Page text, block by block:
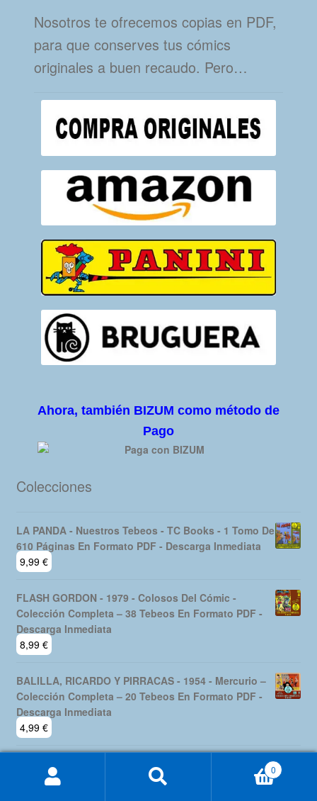
Nosotros te ofrecemos copias en PDF,
para que conserves tus cómics
originales a buen recaudo. Pero…
Ahora, también BIZUM como método de
Pago
Colecciones
LA PANDA - Nuestros Tebeos - TC Books - 1 Tomo De
610 Páginas En Formato PDF - Descarga Inmediata
9,99 €
FLASH GORDON - 1979 - Colosos Del Cómic -
Colección Completa – 38 Tebeos En Formato PDF -
Descarga Inmediata
8,99 €
BALILLA, RICARDO Y PIRRACAS - 1954 - Mercurio –
Colección Completa – 20 Tebeos En Formato PDF -
Descarga Inmediata
4,99 €
NOVELITAS MAGA – 1962 - Colección De 15 Libros
En Formato PDF - Descarga Inmediata
0